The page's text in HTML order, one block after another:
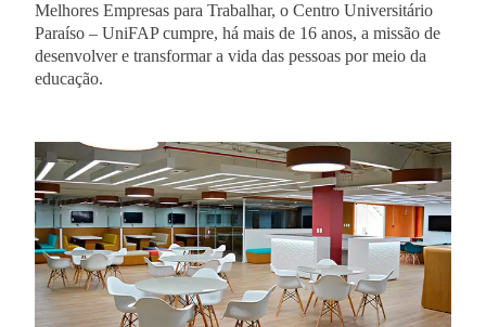
Melhores Empresas para Trabalhar, o Centro Universitário
Paraíso – UniFAP cumpre, há mais de 16 anos, a missão de
desenvolver e transformar a vida das pessoas por meio da
educação.